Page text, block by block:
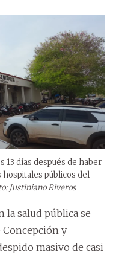
13 días después de haber
públicos del
Justiniano Riveros
salud pública se
y
masivo de casi